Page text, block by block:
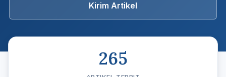
Kirim Artikel
265